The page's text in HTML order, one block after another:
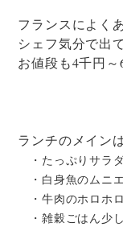
フランスによく
シェフ気分で出
お値段も4千円～
ランチのメイン
・たっぷりサラ
・白身魚のムニ
・牛肉のホロホ
・雑穀ごはん少